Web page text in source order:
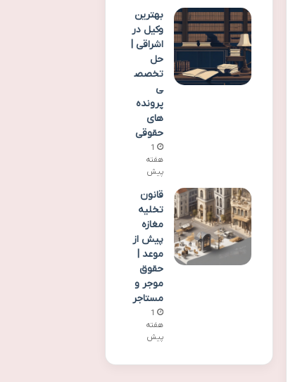
بهترین
وکیل در
اشراقی |
حل
تخصص
ی
پرونده
های
حقوقی
1
هفته
پیش
قانون
تخلیه
مغازه
پیش از
موعد |
حقوق
موجر و
مستاجر
1
هفته
پیش